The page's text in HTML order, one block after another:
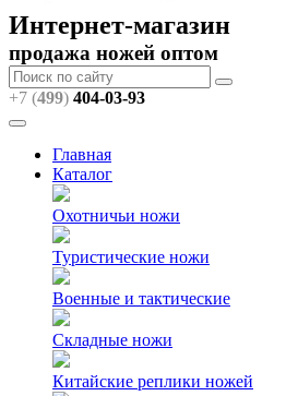
Интернет-магазин
продажа ножей оптом
+7 (499) 404-03-93
Главная
Каталог
Охотничьи ножи
Туристические ножи
Военные и тактические
Складные ножи
Китайские реплики ножей